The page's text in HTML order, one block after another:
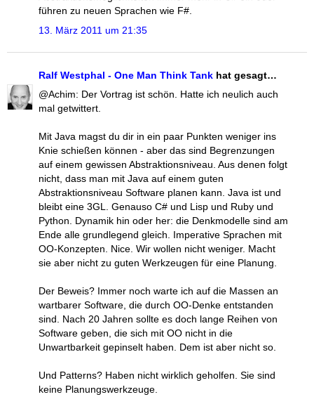
führen zu neuen Sprachen wie F#.
13. März 2011 um 21:35
Ralf Westphal - One Man Think Tank hat gesagt…
@Achim: Der Vortrag ist schön. Hatte ich neulich auch
mal getwittert.
Mit Java magst du dir in ein paar Punkten weniger ins
Knie schießen können - aber das sind Begrenzungen
auf einem gewissen Abstraktionsniveau. Aus denen folgt
nicht, dass man mit Java auf einem guten
Abstraktionsniveau Software planen kann. Java ist und
bleibt eine 3GL. Genauso C# und Lisp und Ruby und
Python. Dynamik hin oder her: die Denkmodelle sind am
Ende alle grundlegend gleich. Imperative Sprachen mit
OO-Konzepten. Nice. Wir wollen nicht weniger. Macht
sie aber nicht zu guten Werkzeugen für eine Planung.
Der Beweis? Immer noch warte ich auf die Massen an
wartbarer Software, die durch OO-Denke entstanden
sind. Nach 20 Jahren sollte es doch lange Reihen von
Software geben, die sich mit OO nicht in die
Unwartbarkeit gepinselt haben. Dem ist aber nicht so.
Und Patterns? Haben nicht wirklich geholfen. Sie sind
keine Planungswerkzeuge.